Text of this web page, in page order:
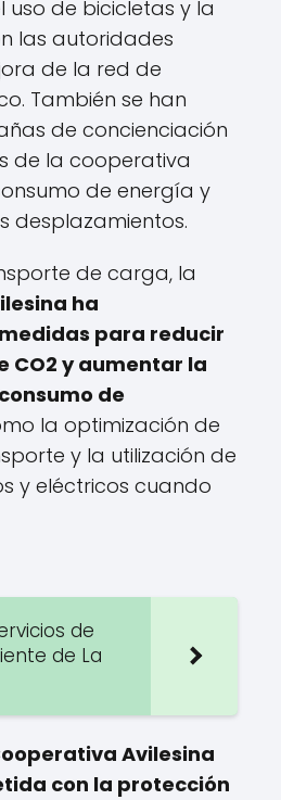
de bicicletas y la
las autoridades
de la red de
También se han
de concienciación
de la cooperativa
de energía y
desplazamientos.
de carga, la
ha
para reducir
CO2 y aumentar la
de
la optimización de
y la utilización de
y eléctricos cuando
de
de La
Avilesina
con la protección